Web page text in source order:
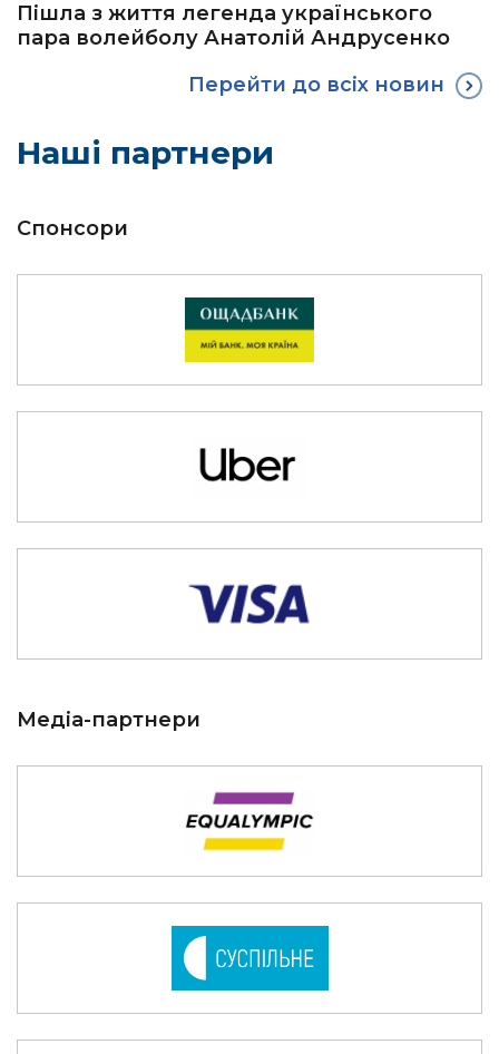
Пішла з життя легенда українського
пара волейболу Анатолій Андрусенко
Перейти до всіх новин
Наші партнери
Спонсори
Медіа-партнери